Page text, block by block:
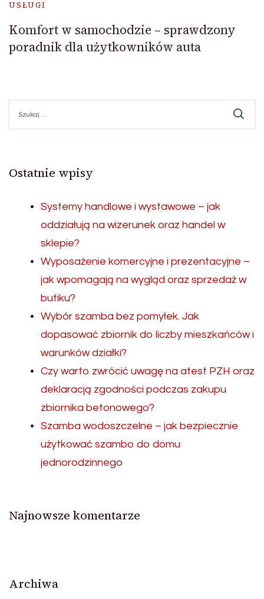
USŁUGI
Komfort w samochodzie – sprawdzony
poradnik dla użytkowników auta
Ostatnie wpisy
Systemy handlowe i wystawowe – jak
oddziałują na wizerunek oraz handel w
sklepie?
Wyposażenie komercyjne i prezentacyjne –
jak wpomagają na wygląd oraz sprzedaż w
butiku?
Wybór szamba bez pomyłek. Jak
dopasować zbiornik do liczby mieszkańców i
warunków działki?
Czy warto zwrócić uwagę na atest PZH oraz
deklaracją zgodności podczas zakupu
zbiornika betonowego?
Szamba wodoszczelne – jak bezpiecznie
użytkować szambo do domu
jednorodzinnego
Najnowsze komentarze
Archiwa